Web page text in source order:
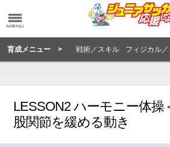
育成メニュー > 戦術／スキル フィジカル
LESSON2 ハーモニー体操
股関節を緩める動き